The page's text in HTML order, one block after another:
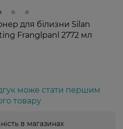
для білизни Silan
Franglpanl 2772 мл
може стати першим
товару
в магазинах